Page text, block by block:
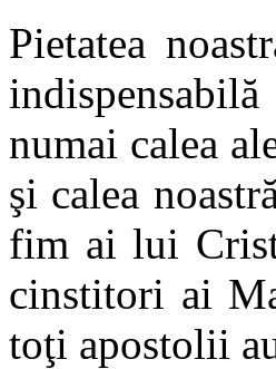
Pietatea
numai calea
şi calea
fim ai lui
cinstitori ai
toţi apostolii